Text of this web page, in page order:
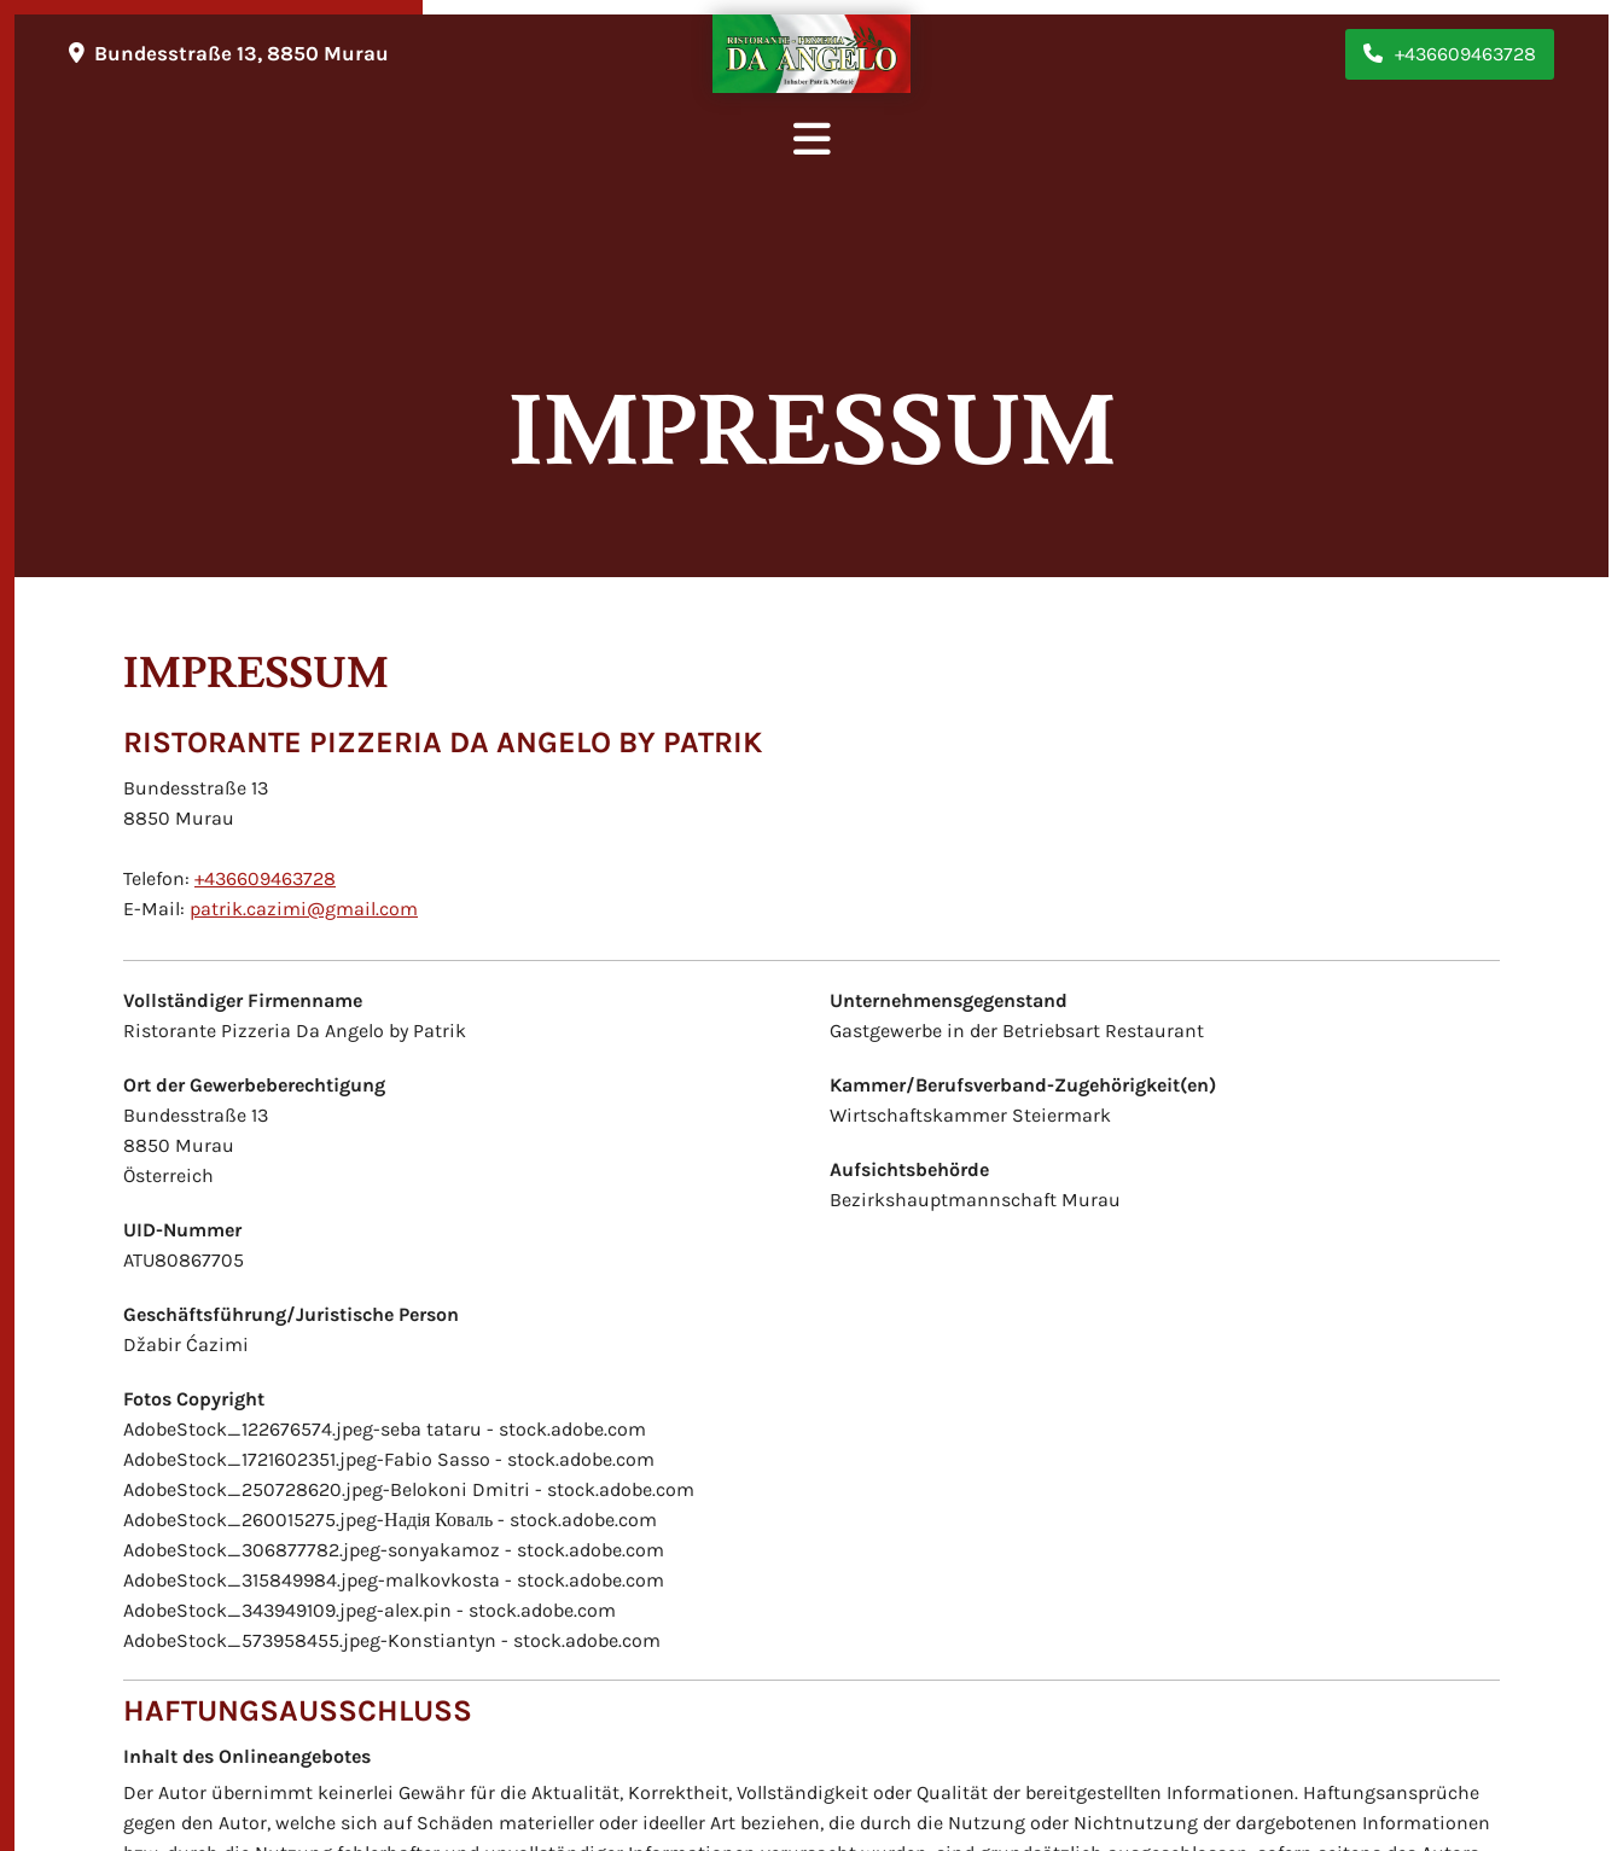
 Bundesstraße 13, 8850 Murau +436609463728
IMPRESSUM
IMPRESSUM
RISTORANTE PIZZERIA DA ANGELO BY PATRIK
Bundesstraße 13
8850 Murau
Telefon: +436609463728
E-Mail: patrik.cazimi@gmail.com
Vollständiger Firmenname
Ristorante Pizzeria Da Angelo by Patrik
Ort der Gewerbeberechtigung
Bundesstraße 13
8850 Murau
Österreich
UID-Nummer
ATU80867705
Geschäftsführung/Juristische Person
Džabir Ćazimi
Unternehmensgegenstand
Gastgewerbe in der Betriebsart Restaurant
Kammer/Berufsverband-Zugehörigkeit(en)
Wirtschaftskammer Steiermark
Aufsichtsbehörde
Bezirkshauptmannschaft Murau
Fotos Copyright
AdobeStock_122676574.jpeg-seba tataru - stock.adobe.com
AdobeStock_1721602351.jpeg-Fabio Sasso - stock.adobe.com
AdobeStock_250728620.jpeg-Belokoni Dmitri - stock.adobe.com
AdobeStock_260015275.jpeg-Надія Коваль - stock.adobe.com
AdobeStock_306877782.jpeg-sonyakamoz - stock.adobe.com
AdobeStock_315849984.jpeg-malkovkosta - stock.adobe.com
AdobeStock_343949109.jpeg-alex.pin - stock.adobe.com
AdobeStock_573958455.jpeg-Konstiantyn - stock.adobe.com
HAFTUNGSAUSSCHLUSS
Inhalt des Onlineangebotes
Der Autor übernimmt keinerlei Gewähr für die Aktualität, Korrektheit, Vollständigkeit oder Qualität der bereitgestellten Informationen. Haftungsansprüche
gegen den Autor, welche sich auf Schäden materieller oder ideeller Art beziehen, die durch die Nutzung oder Nichtnutzung der dargebotenen Informationen